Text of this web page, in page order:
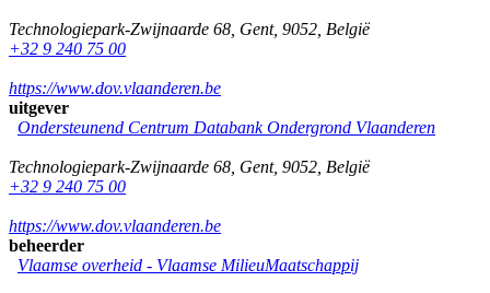
Technologiepark-Zwijnaarde 68 Gent, 9052 België
+32 9 240 75 00
https://www.dov.vlaanderen.be
uitgever
Ondersteunend Centrum Databank Ondergrond Vlaanderen
Technologiepark-Zwijnaarde 68 Gent, 9052 België
+32 9 240 75 00
https://www.dov.vlaanderen.be
beheerder
Vlaamse overheid - Vlaamse MilieuMaatschappij